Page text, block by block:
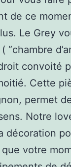
de ce
Le Grey
convoité
Cette
permet
Notre
décoration
votre